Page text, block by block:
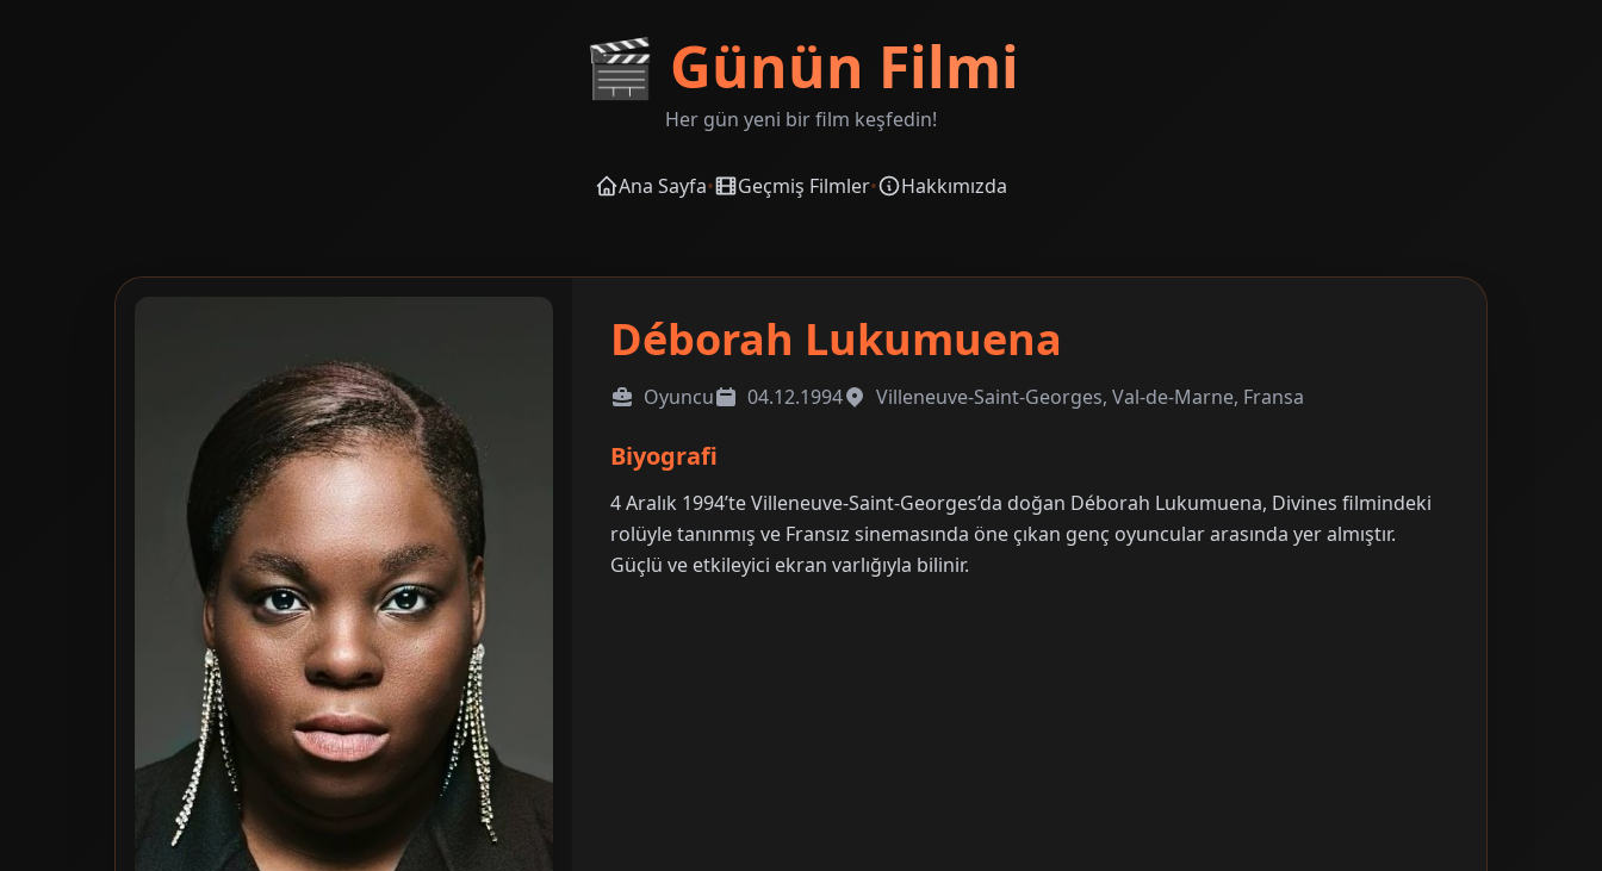
🎬 Günün Filmi
Her gün yeni bir film keşfedin!
Ana Sayfa• Geçmiş Filmler• Hakkımızda
Déborah Lukumuena
Oyuncu 04.12.1994 Villeneuve-Saint-Georges, Val-de-Marne, Fransa
Biyografi
4 Aralık 1994’te Villeneuve-Saint-Georges’da doğan Déborah Lukumuena, Divines filmindeki
rolüyle tanınmış ve Fransız sinemasında öne çıkan genç oyuncular arasında yer almıştır.
Güçlü ve etkileyici ekran varlığıyla bilinir.